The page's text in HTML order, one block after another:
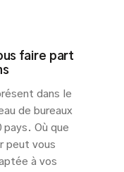
faire part
dans le
de bureaux
Où que
peut vous
à vos